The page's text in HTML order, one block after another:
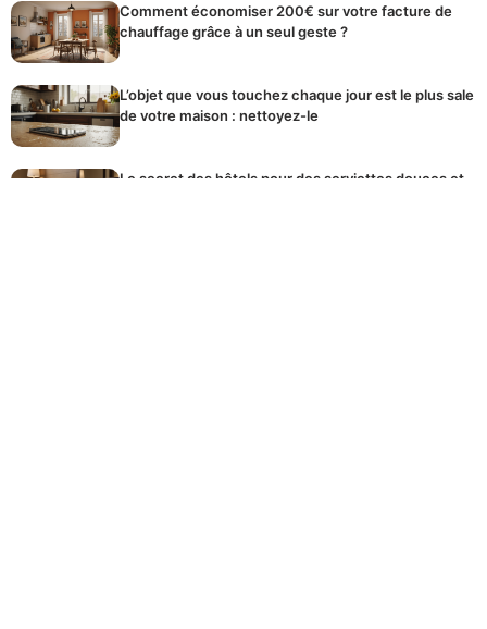
Comment économiser 200€ sur votre facture de
chauffage grâce à un seul geste ?
L’objet que vous touchez chaque jour est le plus sale
de votre maison : nettoyez-le
Le secret des hôtels pour des serviettes douces et